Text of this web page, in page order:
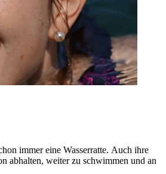
immer eine Wasserratte. Auch ihre
abhalten, weiter zu schwimmen und an